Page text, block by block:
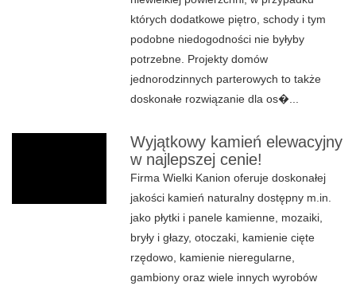
których dodatkowe piętro, schody i tym
podobne niedogodności nie byłyby
potrzebne. Projekty domów
jednorodzinnych parterowych to także
doskonałe rozwiązanie dla os�...
Wyjątkowy kamień elewacyjny
w najlepszej cenie!
Firma Wielki Kanion oferuje doskonałej
jakości kamień naturalny dostępny m.in.
jako płytki i panele kamienne, mozaiki,
bryły i głazy, otoczaki, kamienie cięte
rzędowo, kamienie nieregularne,
gambiony oraz wiele innych wyrobów